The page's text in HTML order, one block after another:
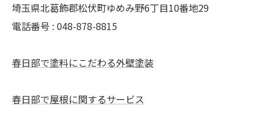
埼玉県北葛飾郡松伏町ゆめみ野6丁目10番地29
電話番号 : 048-878-8815
春日部で塗料にこだわる外壁塗装
春日部で屋根に関するサービス